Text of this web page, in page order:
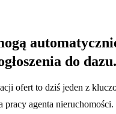
do
ofert to dziś jeden z
pracy agenta nieruchomości.